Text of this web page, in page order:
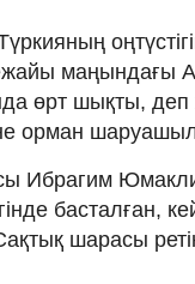
маңындағы
өрт шықты,
Ибрагим
басталған,
шарасы